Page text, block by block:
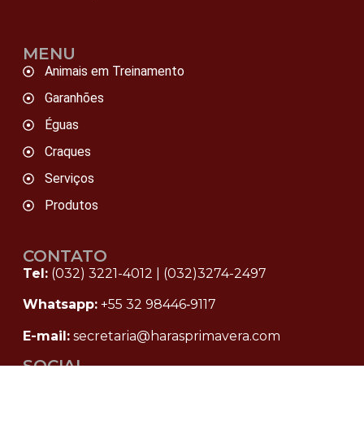
MENU
Animais em Treinamento
Garanhões
Éguas
Craques
Serviços
Produtos
CONTATO
Tel: (032) 3221-4012 (032)3274-2497
Whatsapp: +55 32 98446‑9117
E-mail: secretaria@harasprimavera.com
SOCIAL